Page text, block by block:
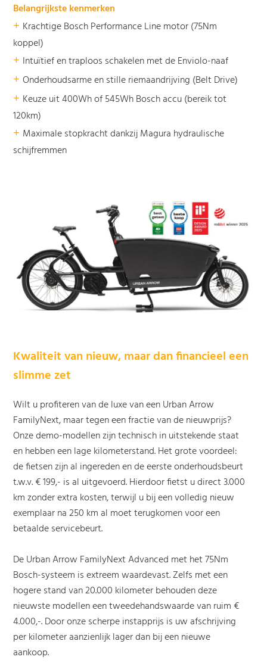
Belangrijkste kenmerken
+ Krachtige Bosch Performance Line motor (75Nm
koppel)
+ Intuïtief en traploos schakelen met de Enviolo-naaf
+ Onderhoudsarme en stille riemaandrijving (Belt Drive)
+ Keuze uit 400Wh of 545Wh Bosch accu (bereik tot
120km)
+ Maximale stopkracht dankzij Magura hydraulische
schijfremmen
Kwaliteit van nieuw, maar dan financieel een
slimme zet
Wilt u profiteren van de luxe van een Urban Arrow
FamilyNext, maar tegen een fractie van de nieuwprijs?
Onze demo-modellen zijn technisch in uitstekende staat
en hebben een lage kilometerstand. Het grote voordeel:
de fietsen zijn al ingereden en de eerste onderhoudsbeurt
t.w.v. € 199,- is al uitgevoerd. Hierdoor fietst u direct 3.000
km zonder extra kosten, terwijl u bij een volledig nieuw
exemplaar na 250 km al moet terugkomen voor een
betaalde servicebeurt.
De Urban Arrow FamilyNext Advanced met het 75Nm
Bosch-systeem is extreem waardevast. Zelfs met een
hogere stand van 20.000 kilometer behouden deze
nieuwste modellen een tweedehandswaarde van ruim €
4.000,-. Door onze scherpe instapprijs is uw afschrijving
per kilometer aanzienlijk lager dan bij een nieuwe
aankoop.